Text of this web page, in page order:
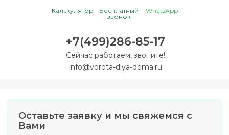
Калькулятор
Бесплатный
звонок
WhatsApp
+7(499)286-85-17
Сейчас работаем, звоните!
info@vorota-dlya-doma.ru
Оставьте заявку и мы свяжемся с
Вами